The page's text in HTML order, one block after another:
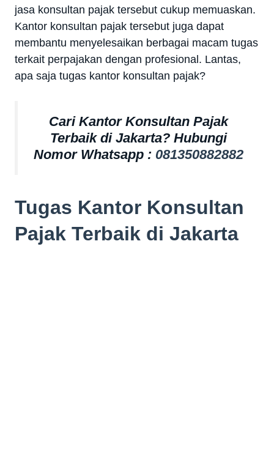
jasa konsultan pajak tersebut cukup memuaskan.
Kantor konsultan pajak tersebut juga dapat
membantu menyelesaikan berbagai macam tugas
terkait perpajakan dengan profesional. Lantas,
apa saja tugas kantor konsultan pajak?
Cari Kantor Konsultan Pajak
Terbaik di Jakarta? Hubungi
Nomor Whatsapp : 081350882882
Tugas Kantor Konsultan
Pajak Terbaik di Jakarta